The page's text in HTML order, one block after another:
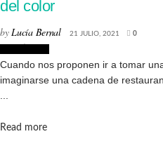
del color
by Lucía Bernal 21 JULIO, 2021 0
Cuando nos proponen ir a tomar
imaginarse una cadena de
Read moreDetails